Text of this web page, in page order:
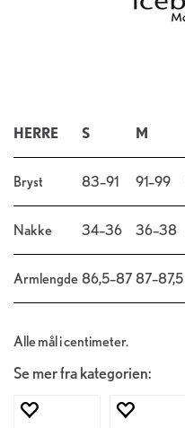
HERRE S M
Bryst 83–91 91–99
Nakke 34–36 36–38
Armlengde 86,5–87 87–87,5
Alle mål i centimeter.
Se mer fra kategorien: